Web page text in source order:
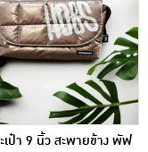
เป๋า 9 นิ้ว สะพายข้าง พัฟ